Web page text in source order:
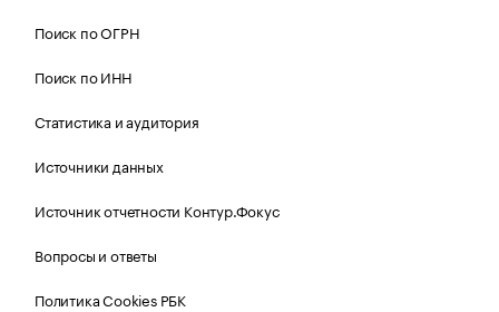
Поиск по ОГРН
Поиск по ИНН
Статистика и аудитория
Источники данных
Источник отчетности Контур.Фокус
Вопросы и ответы
Политика Cookies РБК